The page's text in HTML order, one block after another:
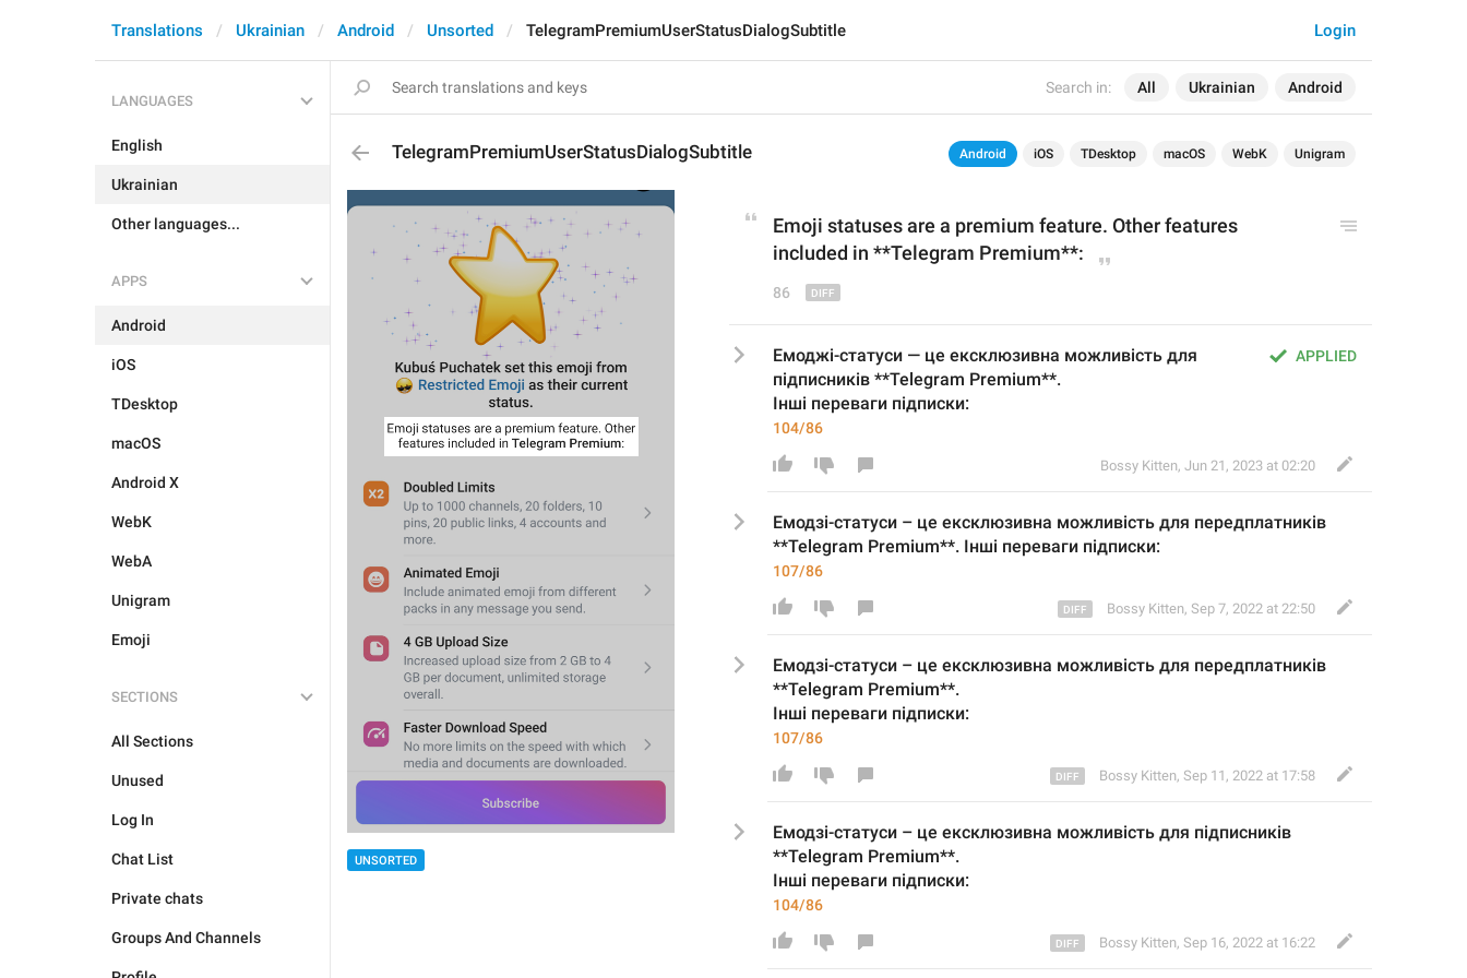
Search in: All Ukrainian Android
Login
Translations Ukrainian Android Unsorted TelegramPremiumUserStatusDialogSubtitle
LANGUAGES
English
Ukrainian
Other languages...
APPS
Android
iOS
TDesktop
macOS
Android X
WebK
WebA
Unigram
Emoji
SECTIONS
All Sections
Unused
Log In
Chat List
Private chats
Groups And Channels
TelegramPremiumUserStatusDialogSubtitle Android iOS TDesktop macOS WebK Unigram
UNSORTED
Emoji statuses are a premium feature. Other features
included in **Telegram Premium**:
86
APPLIED
Емоджі-статуси — це ексклюзивна можливість для
підписників **Telegram Premium**.
Інші переваги підписки:
104/86
Bossy Kitten, Jun 21, 2023 at 02:20
Емодзі-статуси – це ексклюзивна можливість для передплатників
**Telegram Premium**. Інші переваги підписки:
107/86
Bossy Kitten, Sep 7, 2022 at 22:50
Емодзі-статуси – це ексклюзивна можливість для передплатників
**Telegram Premium**.
Інші переваги підписки:
107/86
Bossy Kitten, Sep 11, 2022 at 17:58
Емодзі-статуси – це ексклюзивна можливість для підписників
**Telegram Premium**.
Інші переваги підписки:
104/86
Bossy Kitten, Sep 16, 2022 at 16:22